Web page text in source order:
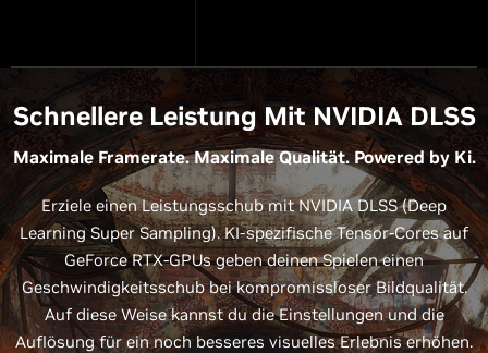
Schnellere Leistung Mit NVIDIA DLSS
Maximale Framerate. Maximale Qualität. Powered by Ki.
Erziele einen Leistungsschub mit NVIDIA DLSS (Deep
Learning Super Sampling). KI-spezifische Tensor-Cores auf
GeForce RTX-GPUs geben deinen Spielen einen
Geschwindigkeitsschub bei kompromissloser Bildqualität.
Auf diese Weise kannst du die Einstellungen und die
Auflösung für ein noch besseres visuelles Erlebnis erhöhen.